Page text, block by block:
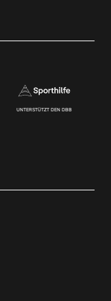
UNTERSTÜTZT DEN DBB